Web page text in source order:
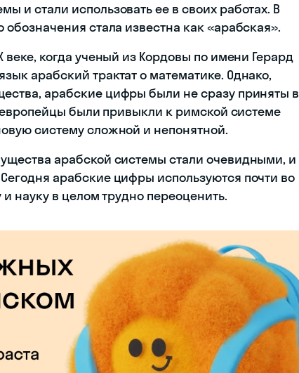
и стали использовать ее в своих работах. В
обозначения стала известна как «арабская».
когда ученый из Кордовы по имени Герард
арабский трактат о математике. Однако,
арабские цифры были не сразу приняты в
европейцы были привыкли к римской системе
систему сложной и непонятной.
арабской системы стали очевидными, и
арабские цифры используются почти во
науку в целом трудно переоценить.